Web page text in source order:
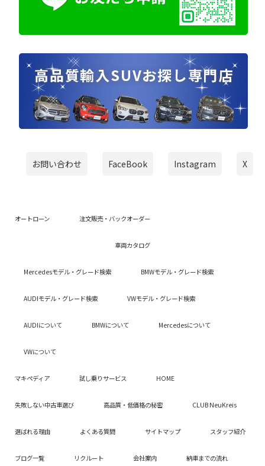
お問い合わせ FaceBook Instagram X
オートローン 注文販売・バックオーダー
車両カタログ
Mercedesモデル・グレード検索 BMWモデル・グレード検索
AUDIモデル・グレード検索 VWモデル・グレード検索
AUDIについて BMWについて Mercedesについて
VWについて
マキペディア 試し乗りサービス HOME
失敗しない中古車選び 高品質・低価格の秘密 CLUB NeuKreis
選ばれる理由 よくある質問 サイトマップ スタッフ紹介
ブログ一覧 リクルート 会社案内 納車までの流れ